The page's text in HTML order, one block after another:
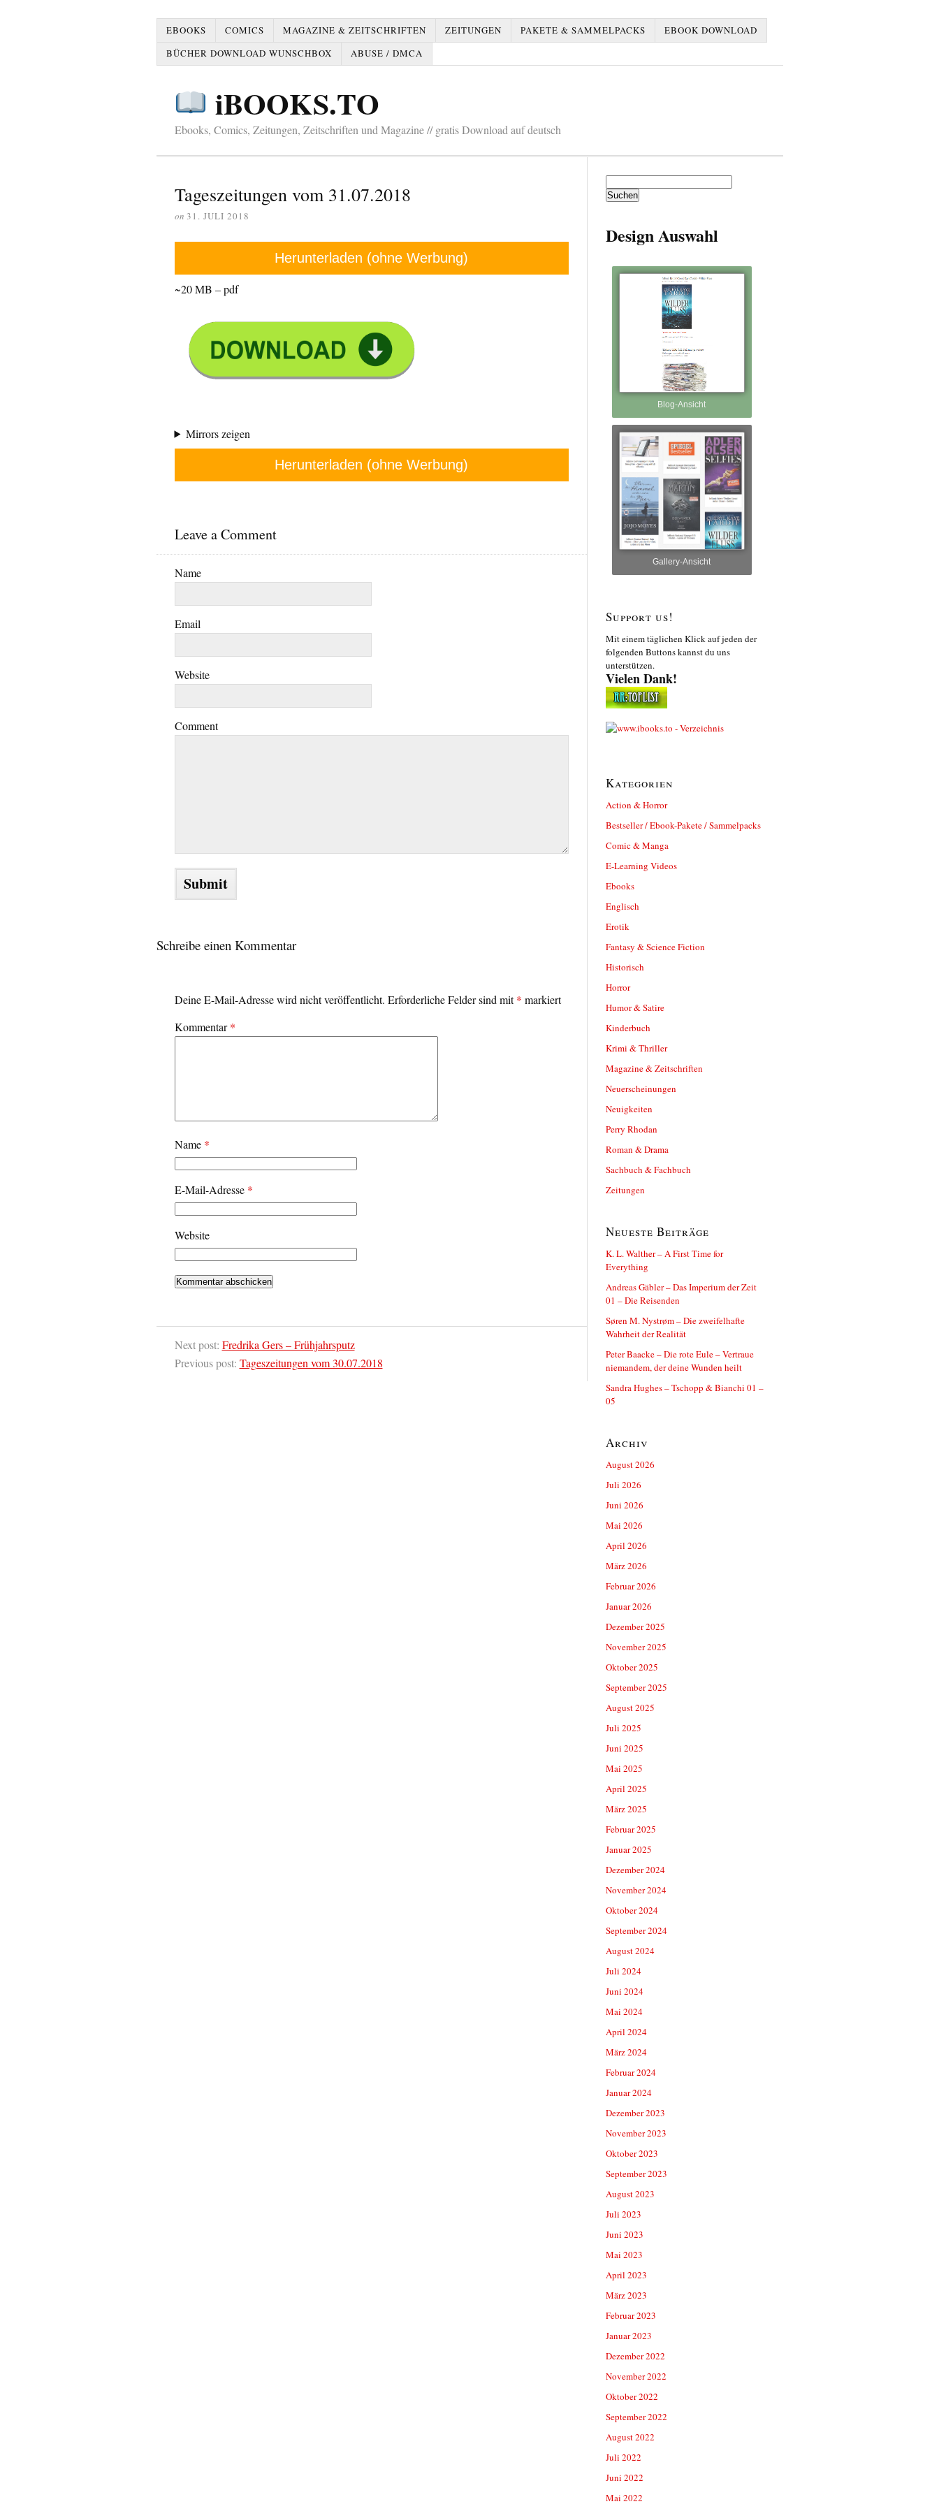
EBOOKS COMICS MAGAZINE & ZEITSCHRIFTEN ZEITUNGEN PAKETE & SAMMELPACKS
EBOOK DOWNLOAD
BÜCHER DOWNLOAD WUNSCHBOX
ABUSE / DMCA
iBOOKS.TO
Ebooks, Comics, Zeitungen, Zeitschriften und Magazine // gratis Download auf deutsch
Tageszeitungen vom 31.07.2018
on 31. JULI 2018
Herunterladen (ohne Werbung)
~20 MB – pdf
Mirrors zeigen
Herunterladen (ohne Werbung)
Leave a Comment
Name
Email
Website
Comment
Schreibe einen Kommentar
Deine E-Mail-Adresse wird nicht veröffentlicht. Erforderliche Felder sind mit* markiert
Kommentar*
Name *
E-Mail-Adresse *
Website
Next post: Fredrika Gers – Frühjahrsputz
Previous post: Tageszeitungen vom 30.07.2018
nach:
Design Auswahl
Blog-Ansicht
Gallery-Ansicht
Support us!
Mit einem täglichen Klick auf jeden der
folgenden Buttons kannst du uns
unterstützen.
Vielen Dank!
Kategorien
Action & Horror
Bestseller / Ebook-Pakete / Sammelpacks
Comic & Manga
E-Learning Videos
Ebooks
Englisch
Erotik
Fantasy & Science Fiction
Historisch
Horror
Humor & Satire
Kinderbuch
Krimi & Thriller
Magazine & Zeitschriften
Neuerscheinungen
Neuigkeiten
Perry Rhodan
Roman & Drama
Sachbuch & Fachbuch
Zeitungen
Neueste Beiträge
K. L. Walther – A First Time for
Everything
Andreas Gäbler – Das Imperium der Zeit
01 – Die Reisenden
Søren M. Nystrøm – Die zweifelhafte
Wahrheit der Realität
Peter Baacke – Die rote Eule – Vertraue
niemandem, der deine Wunden heilt
Sandra Hughes – Tschopp & Bianchi 01 –
05
Archiv
August 2026
Juli 2026
Juni 2026
Mai 2026
April 2026
März 2026
Februar 2026
Januar 2026
Dezember 2025
November 2025
Oktober 2025
September 2025
August 2025
Juli 2025
Juni 2025
Mai 2025
April 2025
März 2025
Februar 2025
Januar 2025
Dezember 2024
November 2024
Oktober 2024
September 2024
August 2024
Juli 2024
Juni 2024
Mai 2024
April 2024
März 2024
Februar 2024
Januar 2024
Dezember 2023
November 2023
Oktober 2023
September 2023
August 2023
Juli 2023
Juni 2023
Mai 2023
April 2023
März 2023
Februar 2023
Januar 2023
Dezember 2022
November 2022
Oktober 2022
September 2022
August 2022
Juli 2022
Juni 2022
Mai 2022